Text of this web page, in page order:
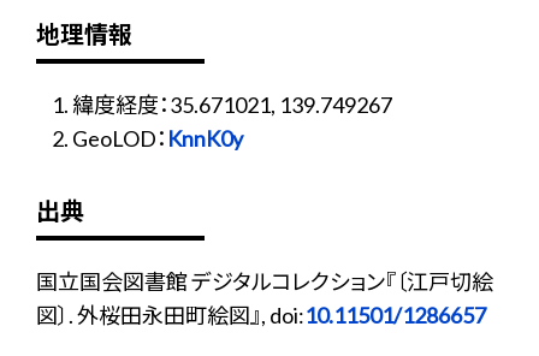
地理情報
緯度経度：35.671021, 139.749267
GeoLOD： KnnK0y
出典
国立国会図書館 デジタルコレクション『〔江戸切絵
図〕. 外桜田永田町絵図』, doi:10.11501/1286657